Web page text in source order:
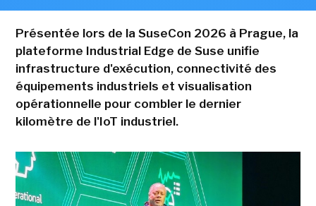
Présentée lors de la SuseCon 2026 à Prague, la
plateforme Industrial Edge de Suse unifie
infrastructure d'exécution, connectivité des
équipements industriels et visualisation
opérationnelle pour combler le dernier
kilomètre de l'IoT industriel.